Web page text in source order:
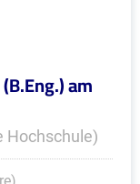
am
Hochschule)